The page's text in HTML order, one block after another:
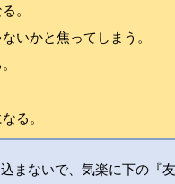
。
いかと焦ってしまう。
る。
まないで、気楽に下の『